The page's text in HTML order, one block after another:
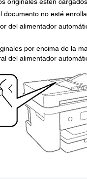
documento no esté
del alimentador
por encima de la
del alimentador